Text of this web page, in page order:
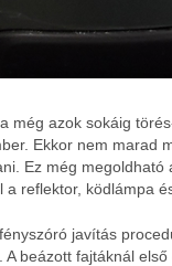
még azok sokáig
Ekkor nem marad
Ez még
reflektor, ködlámpa
javítás
beázott fajtáknál